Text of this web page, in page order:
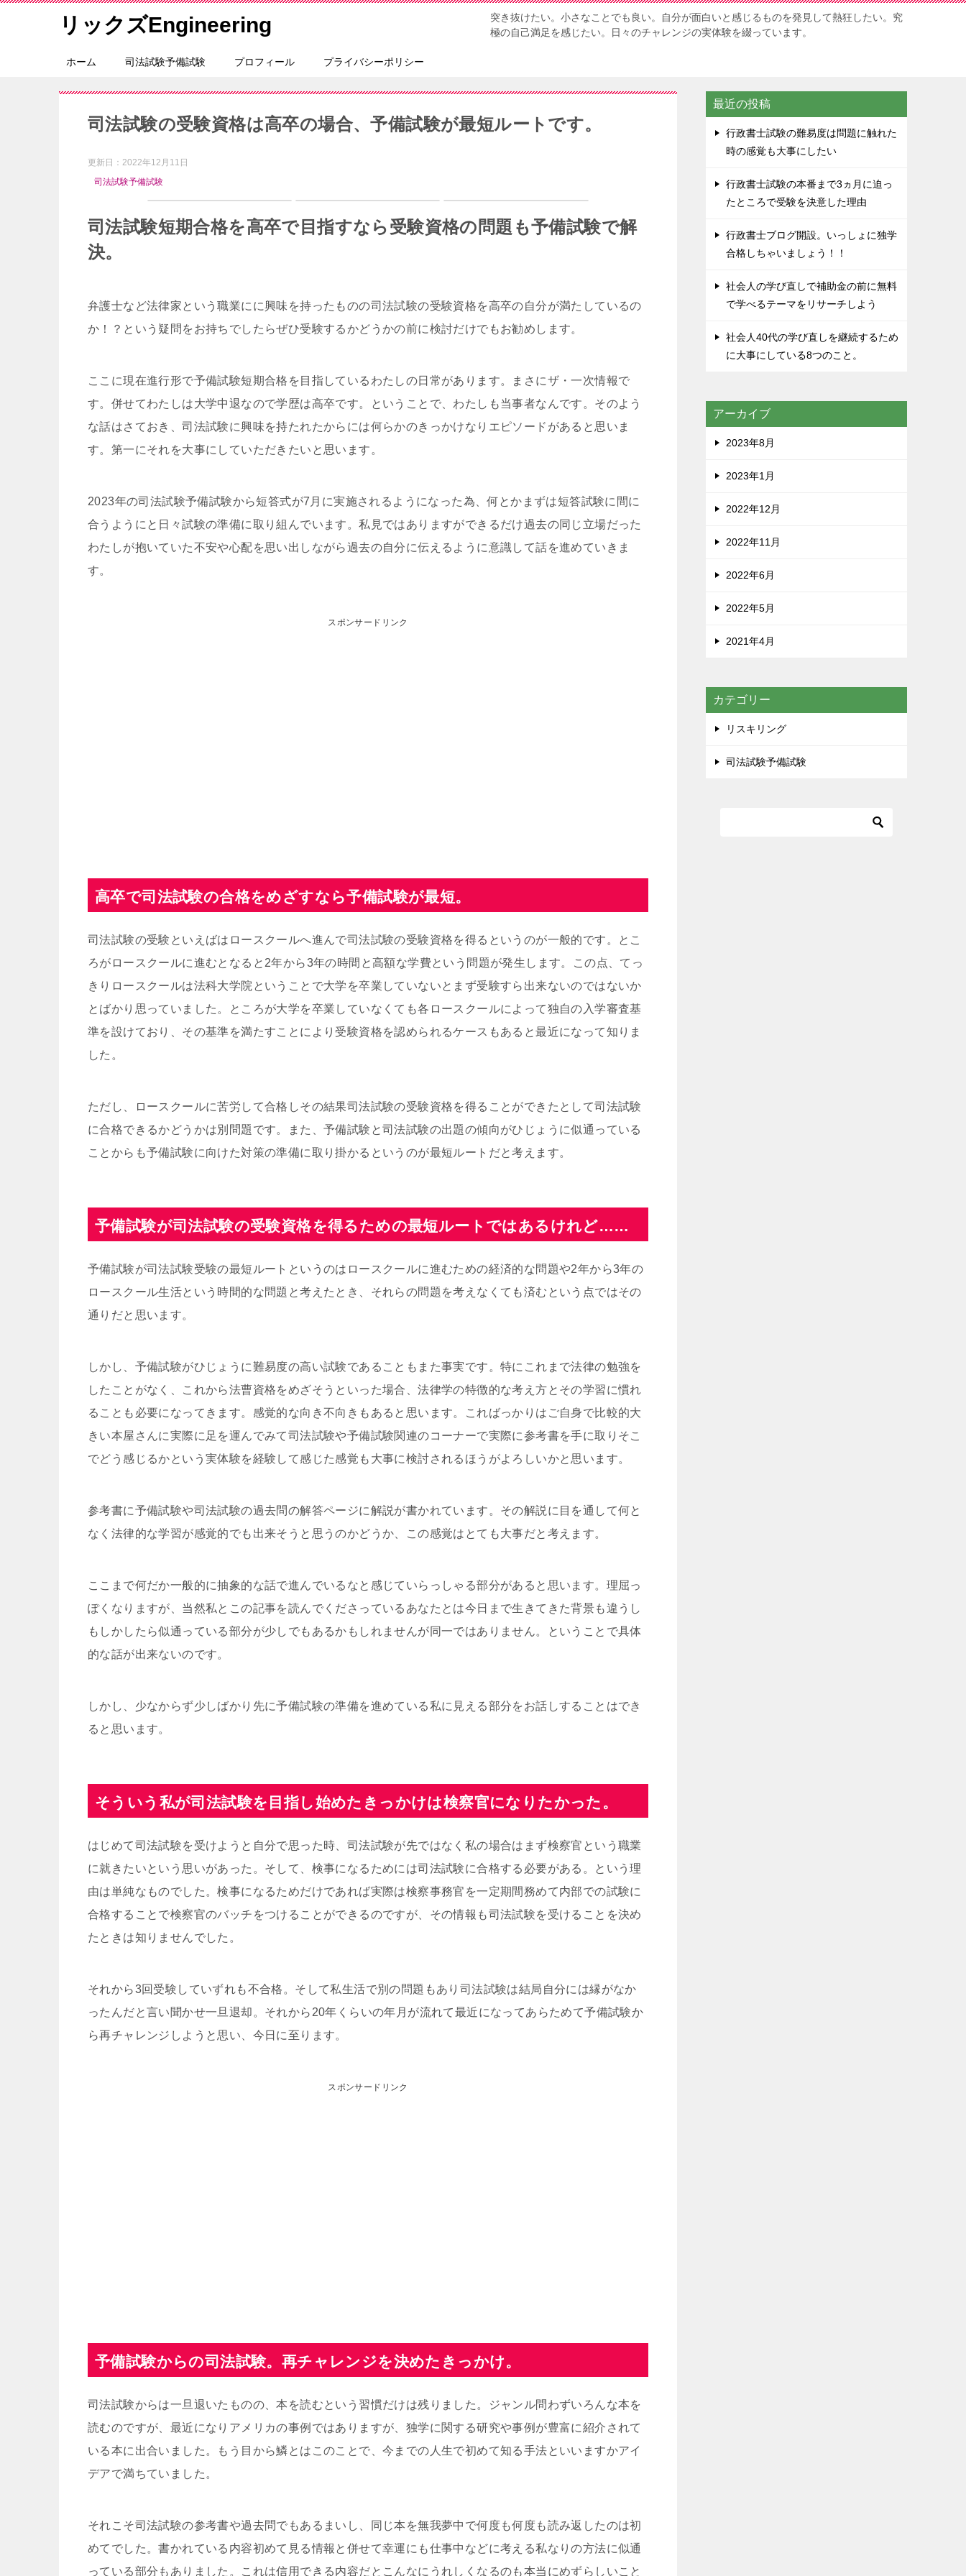
リックズEngineering
突き抜けたい。小さなことでも良い。自分が面白いと感じるものを発見して熱狂したい。究
極の自己満足を感じたい。日々のチャレンジの実体験を綴っています。
ホーム 司法試験予備試験 プロフィール プライバシーポリシー
司法試験の受験資格は高卒の場合、予備試験が最短ルートです。
更新日： 2022年12月11日
司法試験予備試験
司法試験短期合格を高卒で目指すなら受験資格の問題も予備試験で解
決。
弁護士など法律家という職業にに興味を持ったものの司法試験の受験資格を高卒の自分が満たしているの
か！？という疑問をお持ちでしたらぜひ受験するかどうかの前に検討だけでもお勧めします。
ここに現在進行形で予備試験短期合格を目指しているわたしの日常があります。まさにザ・一次情報で
す。併せてわたしは大学中退なので学歴は高卒です。ということで、わたしも当事者なんです。そのよう
な話はさておき、司法試験に興味を持たれたからには何らかのきっかけなりエピソードがあると思いま
す。第一にそれを大事にしていただきたいと思います。
2023年の司法試験予備試験から短答式が7月に実施されるようになった為、何とかまずは短答試験に間に
合うようにと日々試験の準備に取り組んでいます。私見ではありますができるだけ過去の同じ立場だった
わたしが抱いていた不安や心配を思い出しながら過去の自分に伝えるように意識して話を進めていきま
す。
スポンサードリンク
高卒で司法試験の合格をめざすなら予備試験が最短。
司法試験の受験といえばはロースクールへ進んで司法試験の受験資格を得るというのが一般的です。とこ
ろがロースクールに進むとなると2年から3年の時間と高額な学費という問題が発生します。この点、てっ
きりロースクールは法科大学院ということで大学を卒業していないとまず受験すら出来ないのではないか
とばかり思っていました。ところが大学を卒業していなくても各ロースクールによって独自の入学審査基
準を設けており、その基準を満たすことにより受験資格を認められるケースもあると最近になって知りま
した。
ただし、ロースクールに苦労して合格しその結果司法試験の受験資格を得ることができたとして司法試験
に合格できるかどうかは別問題です。また、予備試験と司法試験の出題の傾向がひじょうに似通っている
ことからも予備試験に向けた対策の準備に取り掛かるというのが最短ルートだと考えます。
予備試験が司法試験の受験資格を得るための最短ルートではあるけれど……
予備試験が司法試験受験の最短ルートというのはロースクールに進むための経済的な問題や2年から3年の
ロースクール生活という時間的な問題と考えたとき、それらの問題を考えなくても済むという点ではその
通りだと思います。
しかし、予備試験がひじょうに難易度の高い試験であることもまた事実です。特にこれまで法律の勉強を
したことがなく、これから法曹資格をめざそうといった場合、法律学の特徴的な考え方とその学習に慣れ
ることも必要になってきます。感覚的な向き不向きもあると思います。こればっかりはご自身で比較的大
きい本屋さんに実際に足を運んでみて司法試験や予備試験関連のコーナーで実際に参考書を手に取りそこ
でどう感じるかという実体験を経験して感じた感覚も大事に検討されるほうがよろしいかと思います。
参考書に予備試験や司法試験の過去問の解答ページに解説が書かれています。その解説に目を通して何と
なく法律的な学習が感覚的でも出来そうと思うのかどうか、この感覚はとても大事だと考えます。
ここまで何だか一般的に抽象的な話で進んでいるなと感じていらっしゃる部分があると思います。理屈っ
ぽくなりますが、当然私とこの記事を読んでくださっているあなたとは今日まで生きてきた背景も違うし
もしかしたら似通っている部分が少しでもあるかもしれませんが同一ではありません。ということで具体
的な話が出来ないのです。
しかし、少なからず少しばかり先に予備試験の準備を進めている私に見える部分をお話しすることはでき
ると思います。
そういう私が司法試験を目指し始めたきっかけは検察官になりたかった。
はじめて司法試験を受けようと自分で思った時、司法試験が先ではなく私の場合はまず検察官という職業
に就きたいという思いがあった。そして、検事になるためには司法試験に合格する必要がある。という理
由は単純なものでした。検事になるためだけであれば実際は検察事務官を一定期間務めて内部での試験に
合格することで検察官のバッチをつけることができるのですが、その情報も司法試験を受けることを決め
たときは知りませんでした。
それから3回受験していずれも不合格。そして私生活で別の問題もあり司法試験は結局自分には縁がなか
ったんだと言い聞かせ一旦退却。それから20年くらいの年月が流れて最近になってあらためて予備試験か
ら再チャレンジしようと思い、今日に至ります。
スポンサードリンク
予備試験からの司法試験。再チャレンジを決めたきっかけ。
司法試験からは一旦退いたものの、本を読むという習慣だけは残りました。ジャンル問わずいろんな本を
読むのですが、最近になりアメリカの事例ではありますが、独学に関する研究や事例が豊富に紹介されて
いる本に出合いました。もう目から鱗とはこのことで、今までの人生で初めて知る手法といいますかアイ
デアで満ちていました。
それこそ司法試験の参考書や過去問でもあるまいし、同じ本を無我夢中で何度も何度も読み返したのは初
めてでした。書かれている内容初めて見る情報と併せて幸運にも仕事中などに考える私なりの方法に似通
っている部分もありました。これは信用できる内容だとこんなにうれしくなるのも本当にめずらしいこと
最近の投稿
行政書士試験の難易度は問題に触れた
時の感覚も大事にしたい
行政書士試験の本番まで3ヵ月に迫っ
たところで受験を決意した理由
行政書士ブログ開設。いっしょに独学
合格しちゃいましょう！！
社会人の学び直しで補助金の前に無料
で学べるテーマをリサーチしよう
社会人40代の学び直しを継続するため
に大事にしている8つのこと。
アーカイブ
2023年8月
2023年1月
2022年12月
2022年11月
2022年6月
2022年5月
2021年4月
カテゴリー
リスキリング
司法試験予備試験